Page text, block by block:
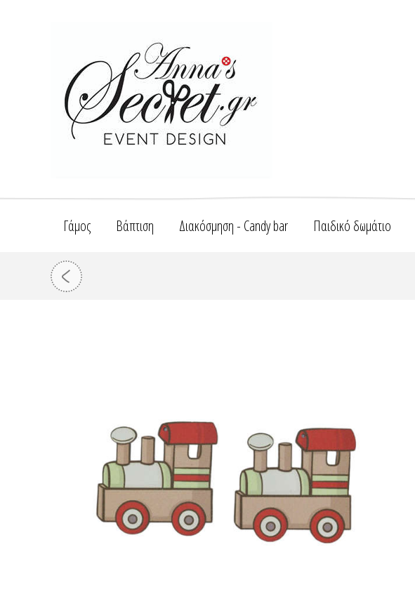
Γάμος Βάπτιση Διακόσμηση - Candy bar Παιδικό δωμάτιο